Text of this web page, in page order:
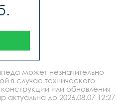
xcm
zx20,
disc
может незначительно
в случае технического
или обновления
до 2026.08.07 12:27